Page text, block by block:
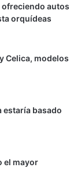
ofreciendo autos
orquídeas
Celica, modelos
estaría basado
el mayor